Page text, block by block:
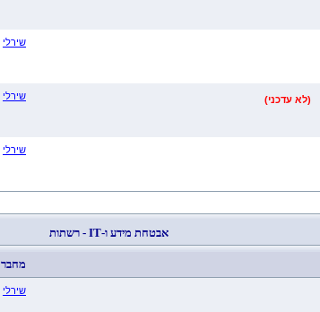
שירלי
(לא עדכני)
שירלי
שירלי
אבטחת מידע ו-IT - רשתות
מחבר
שירלי